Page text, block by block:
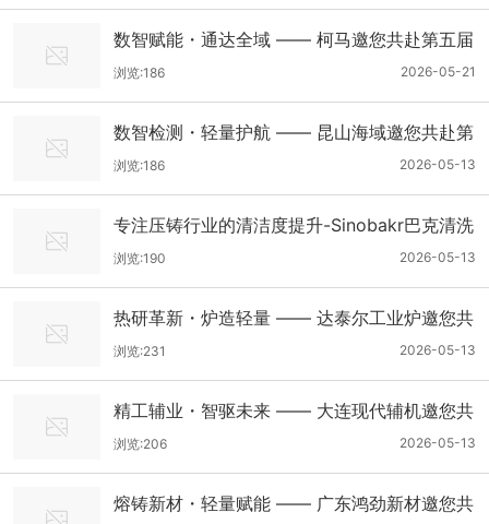
数智赋能・通达全域 —— 柯马邀您共赴第五届
中国轻量化产业大会
2026-05-21
浏览:186
数智检测・轻量护航 —— 昆山海域邀您共赴第
五届中国轻量化产业大会
2026-05-13
浏览:186
专注压铸行业的清洁度提升-Sinobakr巴克清洗
邀您共赴第五届中国轻量化产业大会。2026-05-13
浏览:190
热研革新・炉造轻量 —— 达泰尔工业炉邀您共
赴第五届中国轻量化产业大会
2026-05-13
浏览:231
精工辅业・智驱未来 —— 大连现代辅机邀您共
赴第五届中国轻量化产业大会
2026-05-13
浏览:206
熔铸新材・轻量赋能 —— 广东鸿劲新材邀您共